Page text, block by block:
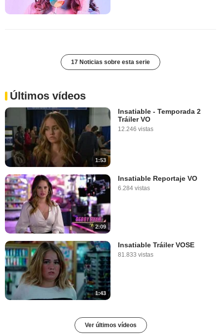
17 Noticias sobre esta serie
Últimos vídeos
1:53
Insatiable - Temporada 2
Tráiler VO
12.246 vistas
2:09
Insatiable Reportaje VO
6.284 vistas
1:43
Insatiable Tráiler VOSE
81.833 vistas
Ver últimos vídeos